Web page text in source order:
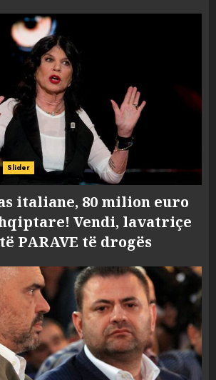
Slider
italiane, 80 milion euro
Vendi, lavatriçe
PARAVE të drogës